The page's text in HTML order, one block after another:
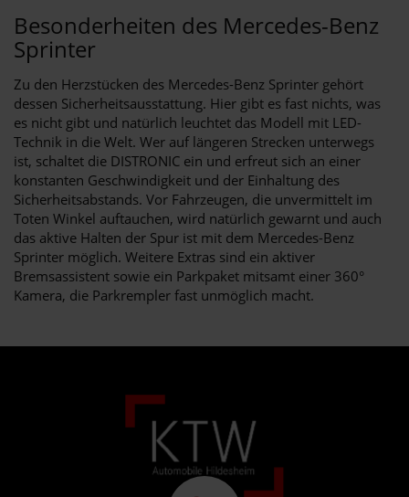
Besonderheiten des Mercedes-Benz
Sprinter
Zu den Herzstücken des Mercedes-Benz Sprinter gehört
dessen Sicherheitsausstattung. Hier gibt es fast nichts, was
es nicht gibt und natürlich leuchtet das Modell mit LED-
Technik in die Welt. Wer auf längeren Strecken unterwegs
ist, schaltet die DISTRONIC ein und erfreut sich an einer
konstanten Geschwindigkeit und der Einhaltung des
Sicherheitsabstands. Vor Fahrzeugen, die unvermittelt im
Toten Winkel auftauchen, wird natürlich gewarnt und auch
das aktive Halten der Spur ist mit dem Mercedes-Benz
Sprinter möglich. Weitere Extras sind ein aktiver
Bremsassistent sowie ein Parkpaket mitsamt einer 360°
Kamera, die Parkrempler fast unmöglich macht.